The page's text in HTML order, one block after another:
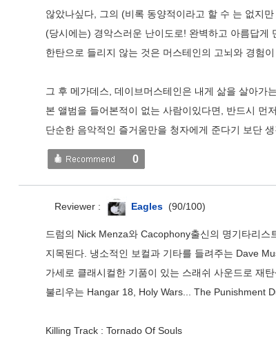
않았나싶다, 그의 (비록 동양적이라고 할 수 는 없지
(당시에는) 경악스러운 난이도로! 완벽하고 아름답
한탄으로 들리지 않는 것은 머스테인의 고뇌와 경험
그 후 메가데스, 데이브머스테인은 내게 삶을 살아가
본 앨범을 들어본적이 없는 사람이있다면, 반드시 먼
단순한 음악적인 즐거움만을 청자에게 준다기 보단
0
Reviewer : Eagles (90/100)
드럼의 Nick Menza와 Cacophony출신의 명기타리
지목된다. 냉소적인 보컬과 기타를 들려주는 Dave
가세로 클래시컬한 기품이 있는 스래쉬 사운드로 재
불리우는 Hangar 18, Holy Wars... The Punishment
Killing Track : Tornado Of Souls